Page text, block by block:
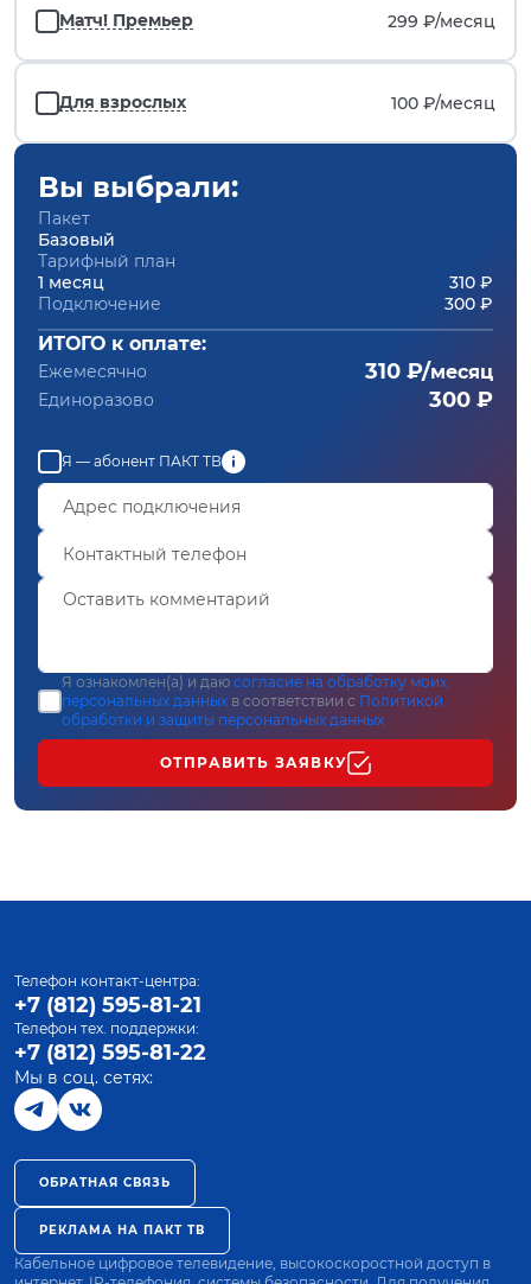
Матч! Премьер 299 ₽/месяц
Для взрослых 100 ₽/месяц
Вы выбрали:
Пакет
Базовый
Тарифный план
1 месяц
310 ₽
Подключение
300 ₽
ИТОГО к оплате:
Ежемесячно 310 ₽/месяц
Единоразово 300 ₽
Я — абонент ПАКТ ТВ
Я ознакомлен(а) и даю согласие на обработку моих
персональных данных в соответствии с Политикой
обработки и защиты персональных данных
ОТПРАВИТЬ ЗАЯВКУ
Телефон контакт-центра:
+7 (812) 595-81-21
Телефон тех. поддержки:
+7 (812) 595-81-22
Мы в соц. сетях:
ОБРАТНАЯ СВЯЗЬ
РЕКЛАМА НА ПАКТ ТВ
Кабельное цифровое телевидение, высокоскоростной доступ в